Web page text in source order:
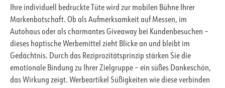
Ihre individuell bedruckte Tüte wird zur mobilen Bühne Ihrer
Markenbotschaft. Ob als Aufmerksamkeit auf Messen, im
Autohaus oder als charmantes Giveaway bei Kundenbesuchen –
dieses haptische Werbemittel zieht Blicke an und bleibt im
Gedächtnis. Durch das Reziprozitätsprinzip stärken Sie die
emotionale Bindung zu Ihrer Zielgruppe – ein süßes Dankeschön,
das Wirkung zeigt. Werbeartikel Süßigkeiten wie diese verbinden